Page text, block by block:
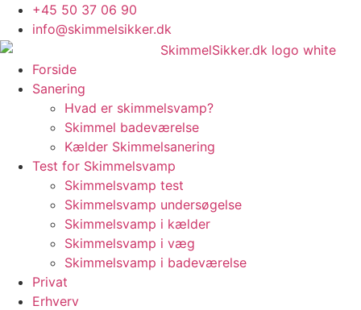
Skip
content
+45 50 37 06 90
info@skimmelsikker.dk
Forside
Sanering
Hvad er skimmelsvamp?
Skimmel badeværelse
Kælder Skimmelsanering
Test for Skimmelsvamp
Skimmelsvamp test
Skimmelsvamp undersøgelse
Skimmelsvamp i kælder
Skimmelsvamp i væg
Skimmelsvamp i badeværelse
Privat
Erhverv